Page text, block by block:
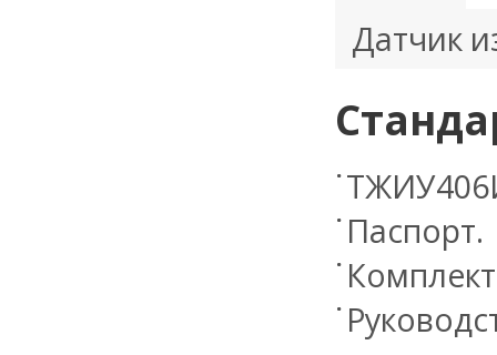
Датчик
Паспорт.